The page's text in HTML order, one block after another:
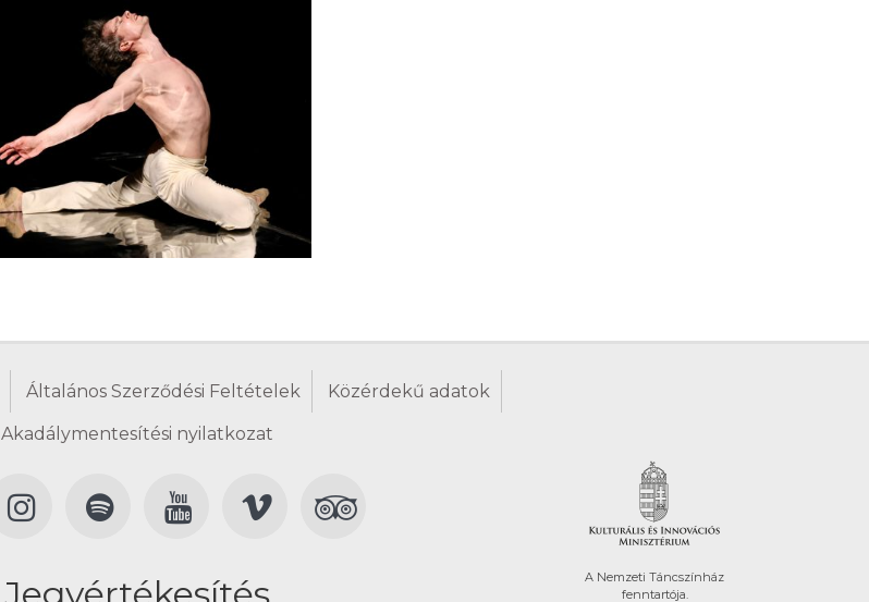
Általános Szerződési Feltételek Közérdekű adatok
Akadálymentesítési nyilatkozat
A Nemzeti Táncszínház
fenntartója.